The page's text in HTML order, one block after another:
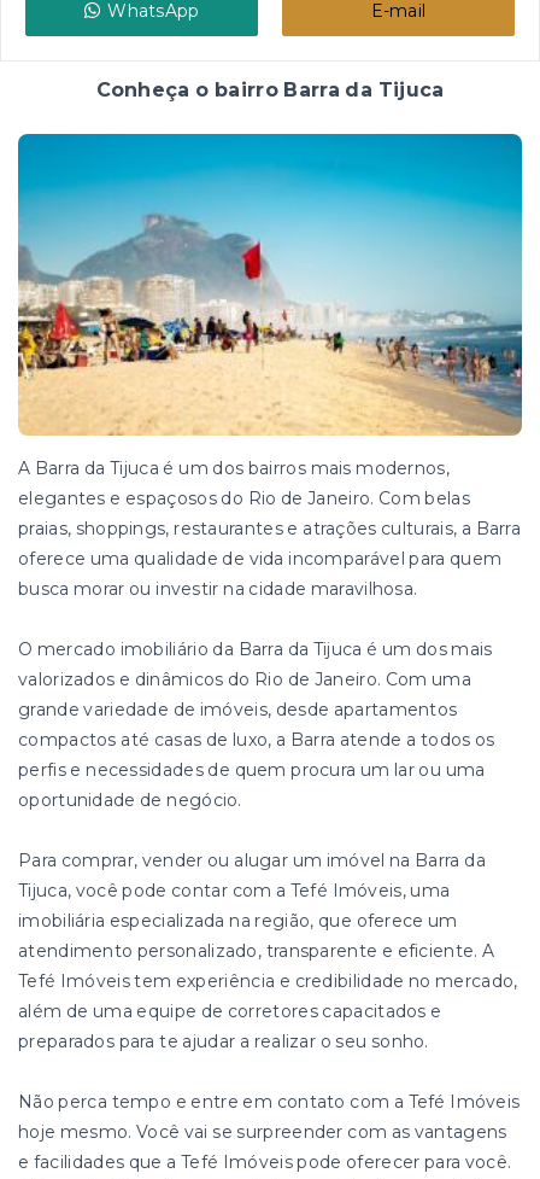
WhatsApp E-mail
Conheça o bairro Barra da Tijuca
A Barra da Tijuca é um dos bairros mais modernos,
elegantes e espaçosos do Rio de Janeiro. Com belas
praias, shoppings, restaurantes e atrações culturais, a Barra
oferece uma qualidade de vida incomparável para quem
busca morar ou investir na cidade maravilhosa.
O mercado imobiliário da Barra da Tijuca é um dos mais
valorizados e dinâmicos do Rio de Janeiro. Com uma
grande variedade de imóveis, desde apartamentos
compactos até casas de luxo, a Barra atende a todos os
perfis e necessidades de quem procura um lar ou uma
oportunidade de negócio.
Para comprar, vender ou alugar um imóvel na Barra da
Tijuca, você pode contar com a Tefé Imóveis, uma
imobiliária especializada na região, que oferece um
atendimento personalizado, transparente e eficiente. A
Tefé Imóveis tem experiência e credibilidade no mercado,
além de uma equipe de corretores capacitados e
preparados para te ajudar a realizar o seu sonho.
Não perca tempo e entre em contato com a Tefé Imóveis
hoje mesmo. Você vai se surpreender com as vantagens
e facilidades que a Tefé Imóveis pode oferecer para você.